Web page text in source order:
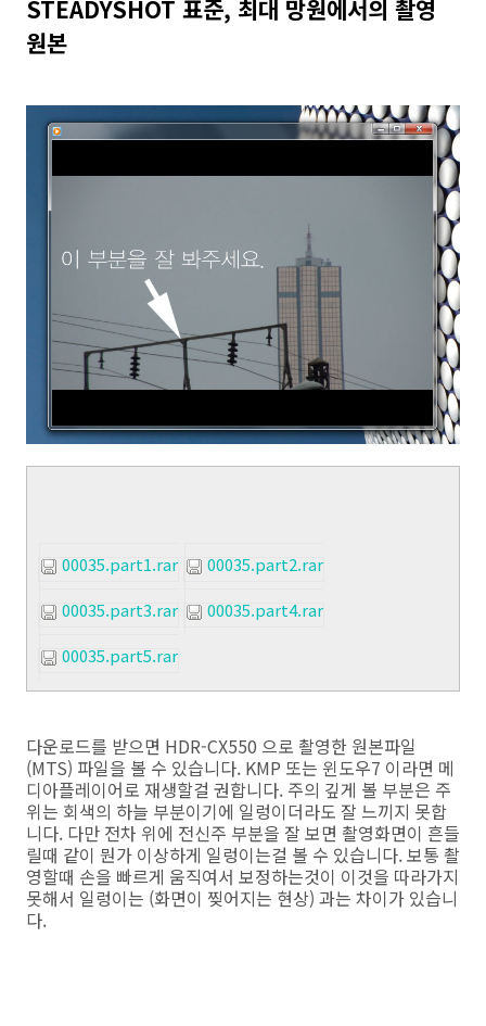
STEADYSHOT 표준, 최대 망원에서의 촬영
원본
00035.part1.rar
00035.part2.rar
00035.part3.rar
00035.part4.rar
00035.part5.rar
다운로드를 받으면 HDR-CX550 으로 촬영한 원본파일
(MTS) 파일을 볼 수 있습니다. KMP 또는 윈도우7 이라면 메
디아플레이어로 재생할걸 권합니다. 주의 깊게 볼 부분은 주
위는 회색의 하늘 부분이기에 일렁이더라도 잘 느끼지 못합
니다. 다만 전차 위에 전신주 부분을 잘 보면 촬영화면이 흔들
릴때 같이 뭔가 이상하게 일렁이는걸 볼 수 있습니다. 보통 촬
영할때 손을 빠르게 움직여서 보정하는것이 이것을 따라가지
못해서 일렁이는 (화면이 찢어지는 현상) 과는 차이가 있습니
다.